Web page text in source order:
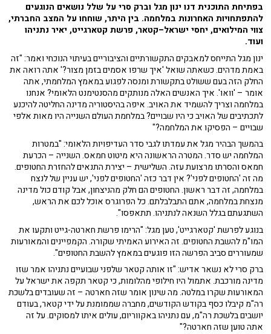
בפתיחת התוכנית דנו ינון מגל וברק סרי על שלל נושאים הנוגעים
להתפתחויות האחרונות במלחמה. בין היתר, שוחחו על המצב החברתי,
צווי המילואים, יחסי ישראל–קטאר, פרשת קטארגייט, יאיר נתניהו
ועוד.
ינון מגל התייחס למאבקים התקשורתיים והציבוריים בעיתוי הנוכחי ואמר: "זה
באמת מדהים. כשאתה שואל 'איך שרפו אסמים בזמן מצור?' אתה רואה את
החלק הזה בעם ששולט בתקשורת ומנסה לפגוע במאמץ המלחמתי, אתה
אומר – 'וואו'. איך האנשים האלה מנותקים מהסנטימנט הלאומי? אנחנו
במלחמה וצריך להשמיד את האויב. איפה בהיסטוריה מדינה החליטה להיכנע
לתכתיבים של האויב כי היו שבויים? במלחמת העולם השנייה היו מאות אלפי
שבויים – הפסיקו את המלחמה?"
בהמשך הבהיר מגל את עמדתו לגבי סדר העדיפויות הלאומי: "במטרות
המלחמה יש סדר. המטרה הראשונה היא מיטוט חמאס. השנייה – הכרעת
חמאס והסרתו מרצועת עזה. השלישית – יצירת התנאים להחזרת החטופים.
מה זה 'החטופים לפני'? אין דבר כזה 'החטופים לפני', יש עניין של לנצח
במלחמה, זה דבר ראשון. החטופים הם חלק מהניצחון, אבל קודם כול מדינה
מנצחת במלחמה, אתם התבלבלתם. כל הפרוגרס אוכל לכם את הראש,
השתגעתם בגלל השנאה לנתניהו. תתאפסו".
בנוגע לפרשת 'קטארגייט', טען מגל: "הרימו פרשת חארטה-גייט ותקעו את
המו"מ להשבת החטופים. זה האירוע האמיתי שקורה. הקמפיינים והמאורעות
שמעוררים סביב הפרשה הזו פוגעים במאמץ להשבת החטופים".
ברק סרי לא נשאר אדיש: "זו אותה קטאר שלפני שבועיים נתניהו אמר שזו
מדינה מורכבת. אתמול היו חילופי מהלומות, כי קטאר תקפה את ישראל על
המאורעות שקרו במלטה. מה שינון אומר שזה חארטה – זה שעובדים בלשכת
רה"מ קיבלו כסף בקודש הקודשים, מחברה שממומנת על ידי קטאר, בעודם
יושבים בלשכת רה"מ, עם נתניהו באקווריום, עולים איתו למסוקים. על זה
אתה טוען שזה חארטה?"